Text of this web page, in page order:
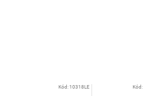
Kód: 10318LE Kód: